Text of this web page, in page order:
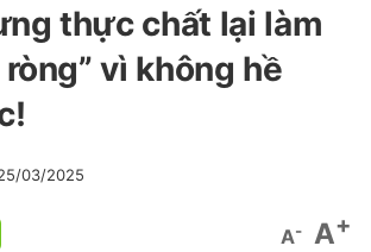
thực chất lại làm
vì không hề
03/2025
A- A+